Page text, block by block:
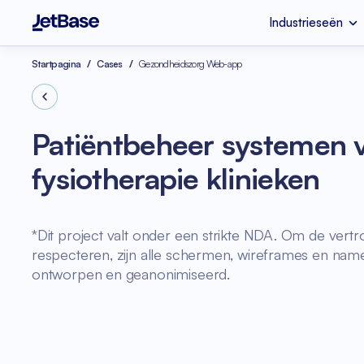
Industrieseën
Industrieseën
Fitness
eCommerce
Serverless
Diensten
UI & UX Ontwerp
Ontwikkeling van
SaaS
Technologieën
Startpagina Cases Gezondheidszorg Web-app
Patiëntbeheer systemen
fysiotherapie klinieken
*Dit project valt onder een strikte NDA. Om de
respecteren, zijn alle schermen, wireframes en
ontworpen en geanonimiseerd.